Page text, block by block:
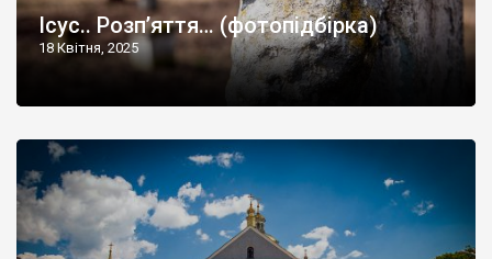
Ісус.. Розп’яття… (фотопідбірка)
18 Квітня, 2025